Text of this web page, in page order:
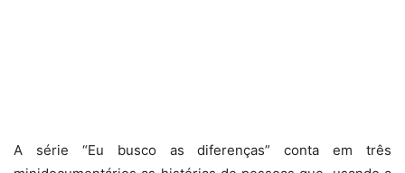
A série “Eu busco as diferenças” conta em três